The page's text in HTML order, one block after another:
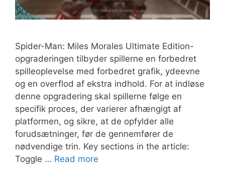
Spider-Man: Miles Morales Ultimate Edition-
opgraderingen tilbyder spillerne en forbedret
spilleoplevelse med forbedret grafik, ydeevne
og en overflod af ekstra indhold. For at indløse
denne opgradering skal spillerne følge en
specifik proces, der varierer afhængigt af
platformen, og sikre, at de opfylder alle
forudsætninger, før de gennemfører de
nødvendige trin. Key sections in the article:
Toggle … Read more